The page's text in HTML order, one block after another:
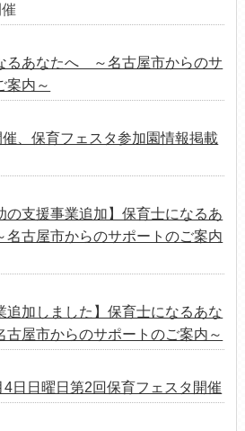
るあなたへ ～名古屋市からのサ
案内～
、保育フェスタ参加園情報掲載
の支援事業追加】保育士になるあ
古屋市からのサポートのご案内
追加しました】保育士になるあな
屋市からのサポートのご案内～
4日日曜日第2回保育フェスタ開催